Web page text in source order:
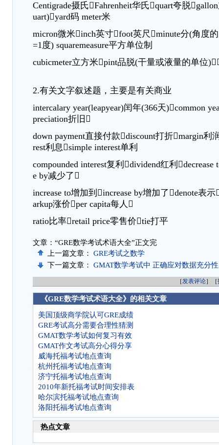
Centigrade摄氏Fahrenheit华氏quart夸脱
uart)yard码 meter米
micron微米inch英寸foot英尺minute分(角度
=1度) squaremeasure平方单位制
cubicmeter立方米pint品脱(干量或液量的单位
2.有关文字叙述题，主要是有关商业
intercalary year(leapyear)闰年(366天)common
preciation折旧
down payment直接付款discount打折margin利
rest利息simple interest单利
compounded interest复利dividend红利decrease
e by减少了
increase to增加到increase by增加了denote表
arkup涨价per capita每人
ratio比率retail price零售价tie打平
文章：“GRE数学考试术语大全”正文完
上一篇文章： GRE考试之数学
下一篇文章： GMAT数学考试中 正确应对数据充分
［发表评论］［
《GRE数学考试术语大全》的相关文章
美国顶级商学院认可GRE成绩
GRE考试高分需要合理性猜测
GMAT数学考试如何复习有效
GMAT作文考试高分心得分享
威海托福考试地点查询
杭州托福考试地点查询
济宁托福考试地点查询
2010年新托福考试时间安排表
哈尔滨托福考试地点查询
洛阳托福考试地点查询
热点文章